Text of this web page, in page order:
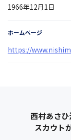
1966年12月1日
ホームページ
https://
西村あさ
スカウト